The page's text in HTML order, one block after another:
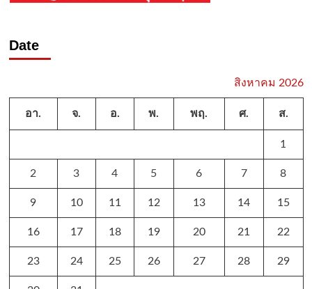
Date
สิงหาคม 2026
อา. จ. อ. พ. พฤ. ศ. ส.
1
2 3 4 5 6 7 8
9 10 11 12 13 14 15
16 17 18 19 20 21 22
23 24 25 26 27 28 29